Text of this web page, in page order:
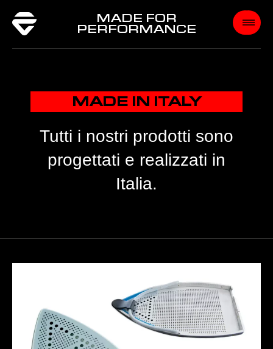
MADE FOR
PERFORMANCE
MADE IN ITALY
Tutti i nostri prodotti sono
progettati e realizzati in
Italia.